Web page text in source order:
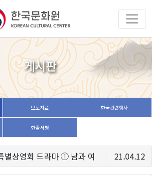
게시판
보도자료 한국관련행사
한줄서평
별상영회 드라마 ① 남과 여 21.04.12